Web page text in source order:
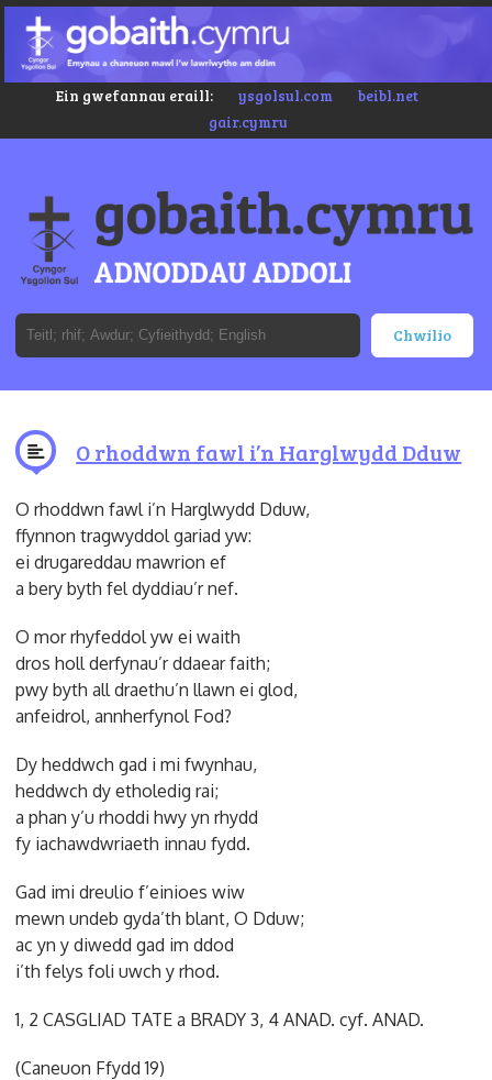
Ein gwefannau eraill: ysgolsul.com
beibl.net
gair.cymru
O rhoddwn fawl i’n Harglwydd Dduw
O rhoddwn fawl i’n Harglwydd Dduw,
ffynnon tragwyddol gariad yw:
ei drugareddau mawrion ef
a bery byth fel dyddiau’r nef.
O mor rhyfeddol yw ei waith
dros holl derfynau’r ddaear faith;
pwy byth all draethu’n llawn ei glod,
anfeidrol, annherfynol Fod?
Dy heddwch gad i mi fwynhau,
heddwch dy etholedig rai;
a phan y’u rhoddi hwy yn rhydd
fy iachawdwriaeth innau fydd.
Gad imi dreulio f’einioes wiw
mewn undeb gyda’th blant, O Dduw;
ac yn y diwedd gad im ddod
i’th felys foli uwch y rhod.
1, 2 CASGLIAD TATE a BRADY 3, 4 ANAD. cyf. ANAD.
(Caneuon Ffydd 19)